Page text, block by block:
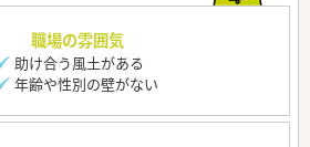
職場の雰囲気
助け合う風土がある
年齢や性別の壁がない